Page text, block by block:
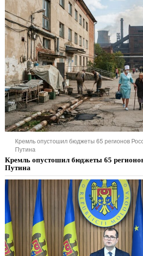
Кремль опустошил бюджеты 65 регионов
Путина
Кремль опустошил бюджеты 65
Путина